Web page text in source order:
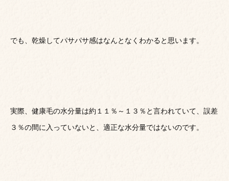
でも、乾燥してパサパサ感はなんとなくわかると思います。
実際、健康毛の水分量は約１１％～１３％と言われていて、誤差
３％の間に入っていないと、適正な水分量ではないのです。